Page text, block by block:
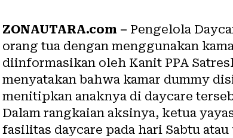
ZONAUTARA.com – Pengelola
orang tua dengan menggunakan
diinformasikan oleh Kanit PPA
menyatakan bahwa kamar dummy
menitipkan anaknya di daycare
Dalam rangkaian aksinya, ketua
fasilitas daycare pada hari Sabtu